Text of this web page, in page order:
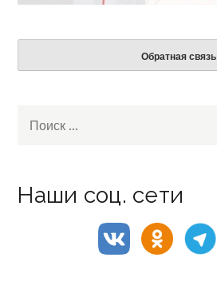
Обратная связь
Search
Наши соц. сети